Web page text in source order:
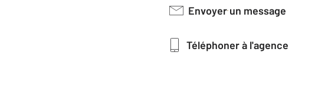
Envoyer un message
Téléphoner à l'agence